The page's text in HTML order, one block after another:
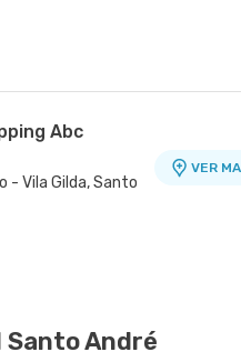
Abc
- Vila Gilda, Santo
VER
André